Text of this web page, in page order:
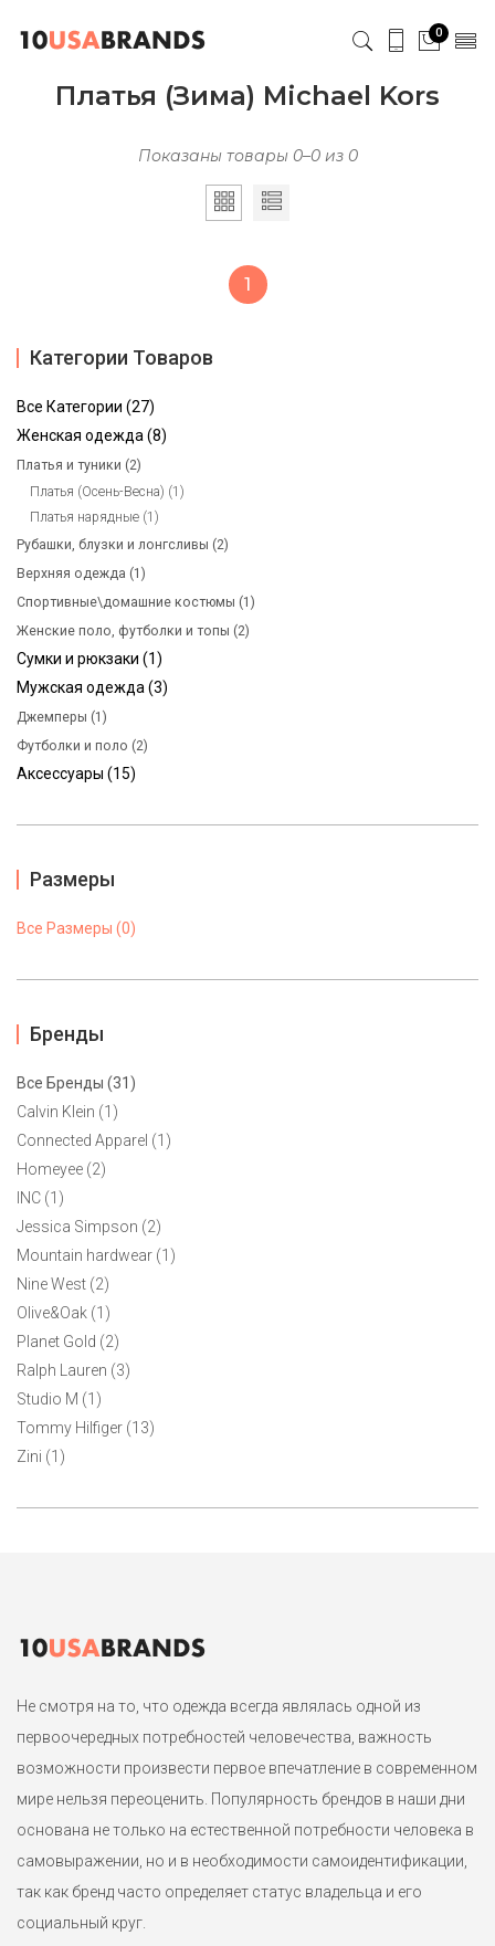
0
Платья (Зима) Michael Kors
Показаны товары 0–0 из 0
1
Категории Товаров
Все Категории (27)
Женская одежда (8)
Платья и туники (2)
Платья (Осень-Весна) (1)
Платья нарядные (1)
Рубашки, блузки и лонгсливы (2)
Верхняя одежда (1)
Спортивные\домашние костюмы (1)
Женские поло, футболки и топы (2)
Сумки и рюкзаки (1)
Мужская одежда (3)
Джемперы (1)
Футболки и поло (2)
Аксессуары (15)
Размеры
Все Размеры (0)
Бренды
Все Бренды (31)
Calvin Klein (1)
Connected Apparel (1)
Homeyee (2)
INC (1)
Jessica Simpson (2)
Mountain hardwear (1)
Nine West (2)
Olive&Oak (1)
Planet Gold (2)
Ralph Lauren (3)
Studio M (1)
Tommy Hilfiger (13)
Zini (1)
Не смотря на то, что одежда всегда являлась одной из
первоочередных потребностей человечества, важность
возможности произвести первое впечатление в современном
мире нельзя переоценить. Популярность брендов в наши дни
основана не только на естественной потребности человека в
самовыражении, но и в необходимости самоидентификации,
так как бренд часто определяет статус владельца и его
социальный круг.